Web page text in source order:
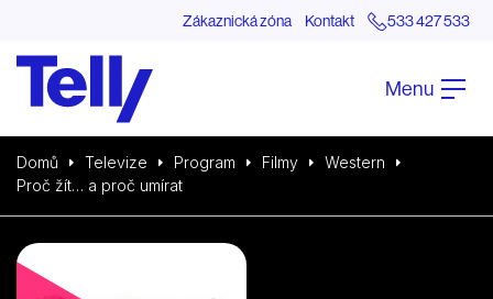
Zákaznická zóna Kontakt 533 427 533
Menu
Domů Televize Program Filmy
Western
Proč žít… a proč umírat